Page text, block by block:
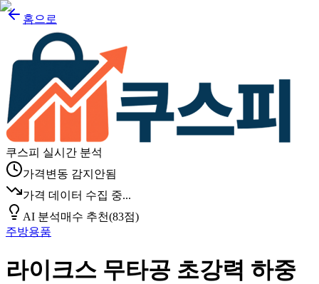
홈으로
쿠스피 실시간 분석
가격변동 감지안됨
가격 데이터 수집 중...
AI 분석매수 추천(83점)
주방용품
라이크스 무타공 초강력 하중